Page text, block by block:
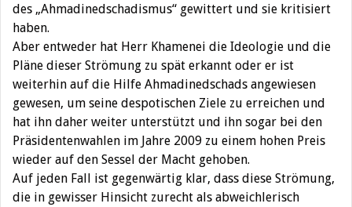
des „Ahmadinedschadismus“ gewittert und sie kritisiert
haben.
Aber entweder hat Herr Khamenei die Ideologie und die
Pläne dieser Strömung zu spät erkannt oder er ist
weiterhin auf die Hilfe Ahmadinedschads angewiesen
gewesen, um seine despotischen Ziele zu erreichen und
hat ihn daher weiter unterstützt und ihn sogar bei den
Präsidentenwahlen im Jahre 2009 zu einem hohen Preis
wieder auf den Sessel der Macht gehoben.
Auf jeden Fall ist gegenwärtig klar, dass diese Strömung,
die in gewisser Hinsicht zurecht als abweichlerisch